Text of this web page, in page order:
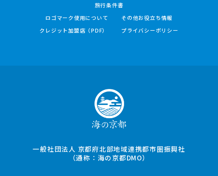
旅行条件書
ロゴマーク使用について
その他お役立ち情報
クレジット加盟店（PDF）
プライバシーポリシー
一般社団法人 京都府北部地域連携都市圏振興社
（通称：海の京都DMO）